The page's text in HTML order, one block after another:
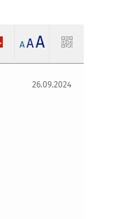
A AA
26.09.2024